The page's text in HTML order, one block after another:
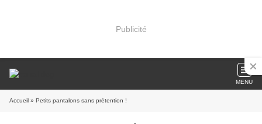
Publicité
MENU
Accueil » Petits pantalons sans prétention !